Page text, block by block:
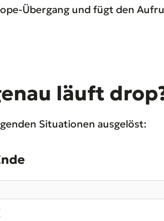
Übergang und fügt den
läuft
Situationen ausgelöst: